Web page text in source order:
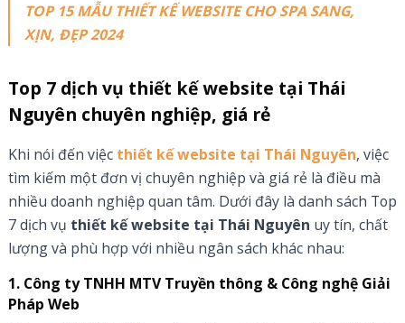
TOP 15 MẪU THIẾT KẾ WEBSITE CHO SPA SANG,
XỊN, ĐẸP 2024
Top 7 dịch vụ thiết kế website tại Thái
Nguyên chuyên nghiệp, giá rẻ
Khi nói đến việc thiết kế website tại Thái Nguyên, việc
tìm kiếm một đơn vị chuyên nghiệp và giá rẻ là điều mà
nhiều doanh nghiệp quan tâm. Dưới đây là danh sách Top
7 dịch vụ thiết kế website tại Thái Nguyên uy tín, chất
lượng và phù hợp với nhiều ngân sách khác nhau:
1. Công ty TNHH MTV Truyền thông & Công nghệ Giải
Pháp Web